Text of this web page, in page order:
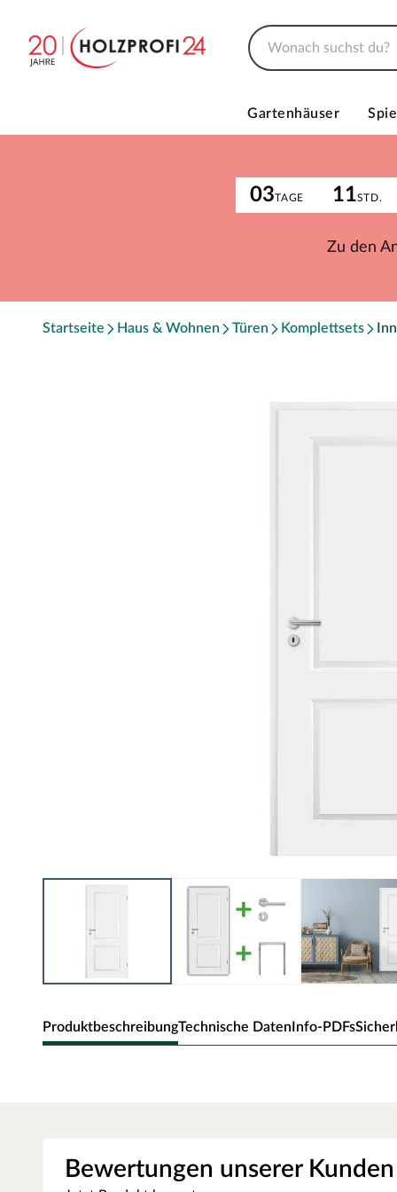
Gartenhäuser
03TAGE 11STD.
Zu den
Startseite Haus & Wohnen Türen Komplettsets
ProduktbeschreibungTechnische DatenInfo-PDFs
Diese Weißlack-Oberfläche ist im Weißton RAL 9010
Bewertungen unserer Kunden